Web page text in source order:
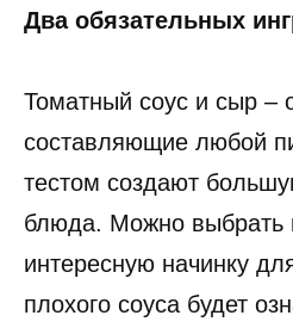
Два обязательных
Томатный соус и сыр –
составляющие любой
тестом создают
блюда. Можно выбрать
интересную начинку
плохого соуса будет